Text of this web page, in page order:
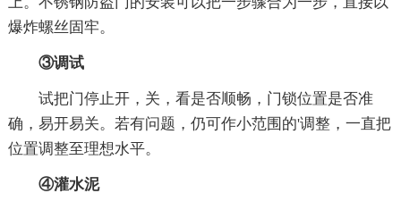
爆炸螺丝固牢。
③调试
试把门停止开，关，看是否顺畅，门锁位置是否准
确，易开易关。若有问题，仍可作小范围的'调整，一直把
位置调整至理想水平。
④灌水泥